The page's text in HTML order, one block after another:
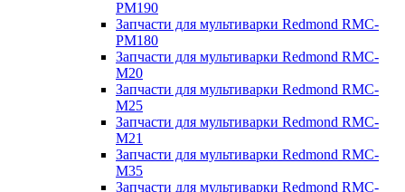
PM190
Запчасти для мультиварки Redmond RMC-
PM180
Запчасти для мультиварки Redmond RMC-
M20
Запчасти для мультиварки Redmond RMC-
M25
Запчасти для мультиварки Redmond RMC-
M21
Запчасти для мультиварки Redmond RMC-
M35
Запчасти для мультиварки Redmond RMC-